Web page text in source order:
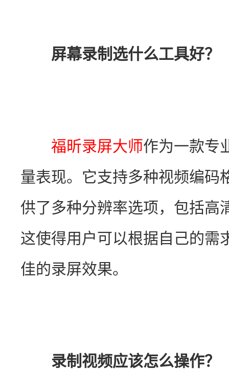
屏幕录制选什么工具好？
福昕录屏大师作为一款专
量表现。它支持多种视频编码
供了多种分辨率选项，包括高
这使得用户可以根据自己的需
佳的录屏效果。
录制视频应该怎么操作？